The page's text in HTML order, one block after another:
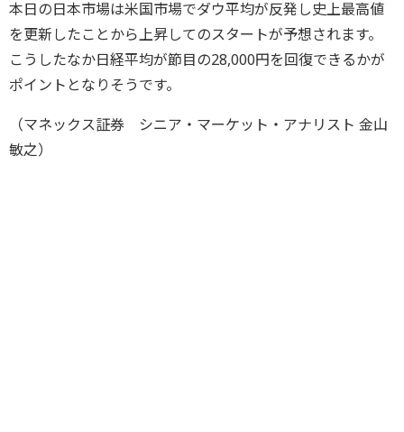
本日の日本市場は米国市場でダウ平均が反発し史上最高値
を更新したことから上昇してのスタートが予想されます。
こうしたなか日経平均が節目の28,000円を回復できるかが
ポイントとなりそうです。
（マネックス証券 シニア・マーケット・アナリスト 金山
敏之）